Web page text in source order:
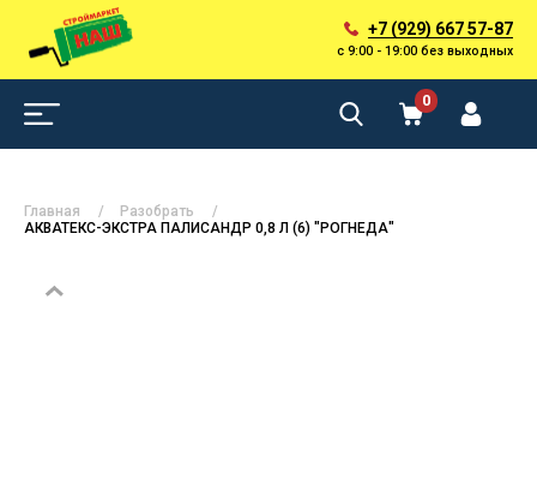
+7 (929) 667 57-87
с 9:00 - 19:00 без выходных
0
Главная
Разобрать
АКВАТЕКС-ЭКСТРА ПАЛИСАНДР 0,8 Л (6) "РОГНЕДА"